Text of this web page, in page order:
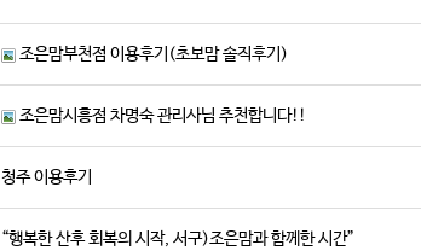
조은맘부천점 이용후기(초보맘 솔직후기)
조은맘시흥점 차명숙 관리사님 추천합니다!!
청주 이용후기
“행복한 산후 회복의 시작, 서구)조은맘과 함께한 시간”